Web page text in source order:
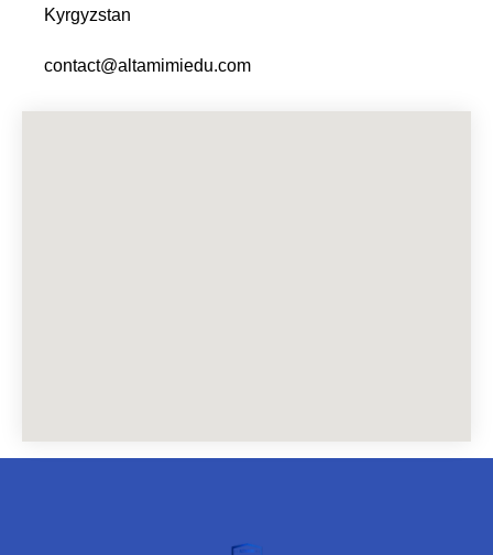
Kyrgyzstan
contact@altamimiedu.com